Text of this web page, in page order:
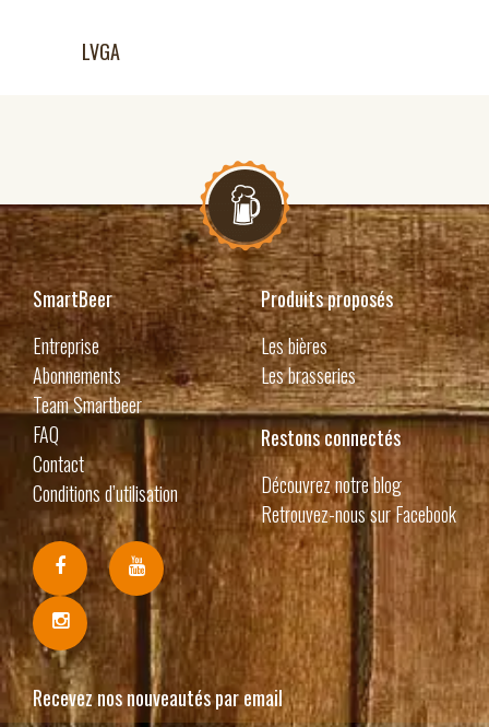
LVGA
SmartBeer
Entreprise
Abonnements
Team Smartbeer
FAQ
Contact
Conditions d’utilisation
Produits proposés
Les bières
Les brasseries
Restons connectés
Découvrez notre blog
Retrouvez-nous sur Facebook
Recevez nos nouveautés par email